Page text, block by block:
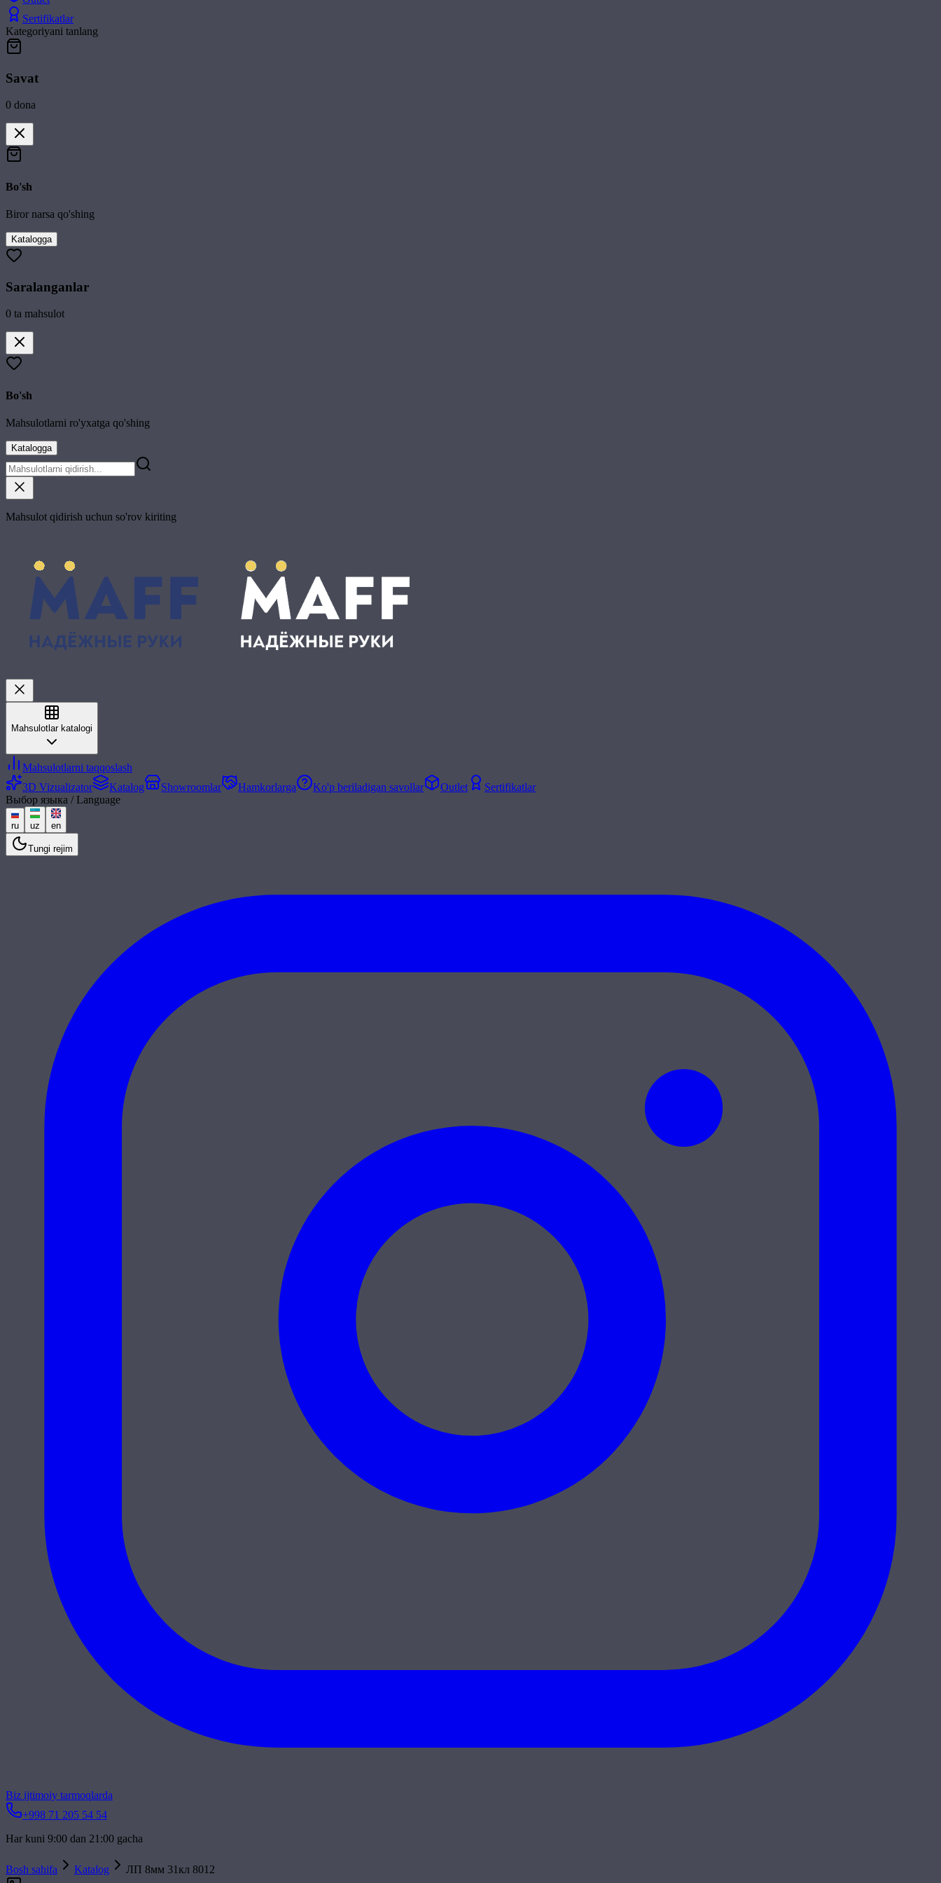
Sertifikatlar
Kategoriyani tanlang
Savat
0 dona
Bo'sh
Biror narsa qo'shing
Katalogga
Saralanganlar
0 ta mahsulot
Bo'sh
Mahsulotlarni ro'yxatga qo'shing
Katalogga
Mahsulot qidirish uchun so'rov kiriting
Mahsulotlar katalogi
Mahsulotlarni taqqoslash
3D Vizualizator
Katalog Showroomlar Hamkorlarga Ko'p beriladigan savollar Outlet
Sertifikatlar
Выбор языка / Language
ru uz en
Tungi rejim
Biz ijtimoiy tarmoqlarda
+998 71 205 54 54
Har kuni 9:00 dan 21:00 gacha
Bosh sahifa Katalog
ЛП 8мм 31кл 8012